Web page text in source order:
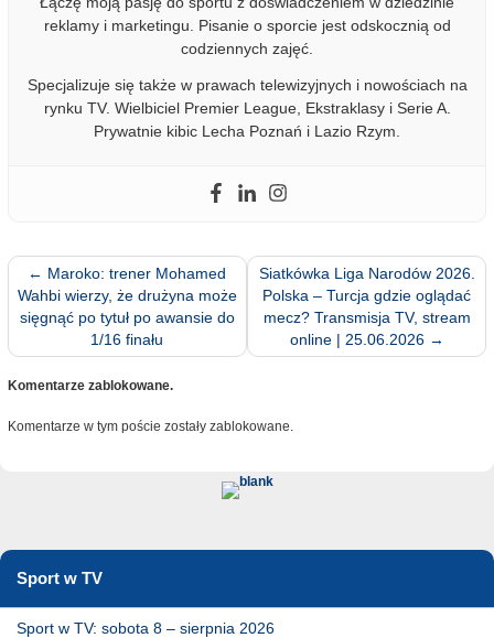
reklamy i marketingu. Pisanie o sporcie jest odskocznią od
codziennych zajęć.
Specjalizuje się także w prawach telewizyjnych i nowościach na
rynku TV. Wielbiciel Premier League, Ekstraklasy i Serie A.
Prywatnie kibic Lecha Poznań i Lazio Rzym.
← Maroko: trener Mohamed
Wahbi wierzy, że drużyna może
sięgnąć po tytuł po awansie do
1/16 finału
Siatkówka Liga Narodów 2026.
Polska – Turcja gdzie oglądać
mecz? Transmisja TV, stream
online | 25.06.2026 →
Komentarze zablokowane.
Komentarze w tym poście zostały zablokowane.
Sport w TV
Sport w TV: sobota 8 – sierpnia 2026